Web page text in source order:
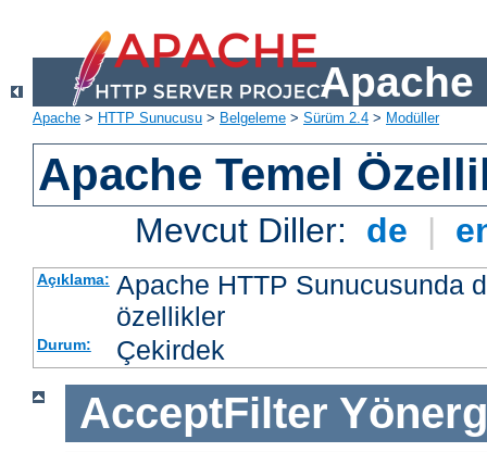
Apache
Apache > HTTP Sunucusu > Belgeleme > Sürüm 2.4 > Modüller
Apache Temel
Mevcut Diller: de |
Açıklama: Apache HTTP Sunucusunda
özellikler
Durum: Çekirdek
AcceptFilter